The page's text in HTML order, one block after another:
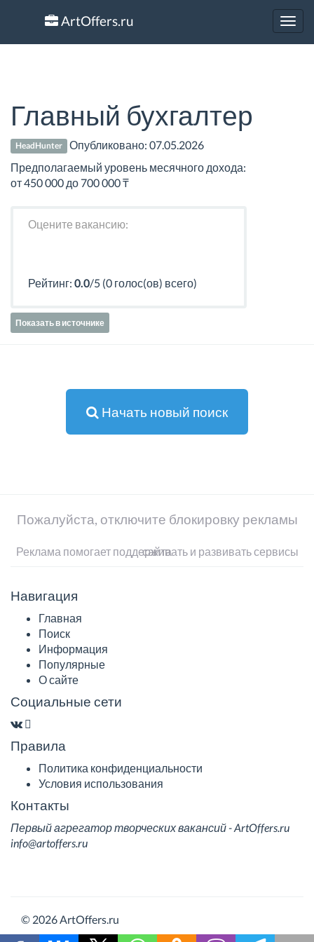
ArtOffers.ru
Главный бухгалтер
HeadHunter Опубликовано:07.05.2026
Предполагаемый уровень месячного дохода:
от 450 000 до 700 000 ₸
Оцените вакансию:
Рейтинг: 0.0/5 (0 голос(ов) всего)
Показать в источнике
Начать новый поиск
Пожалуйста, отключите блокировку рекламы
Реклама помогает поддерживать и развивать сервисы сайта
Навигация
Главная
Поиск
Информация
Популярные
О сайте
Социальные сети
Правила
Политика конфиденциальности
Условия использования
Контакты
Первый агрегатор творческих вакансий - ArtOffers.ru
info@artoffers.ru
© 2026 ArtOffers.ru